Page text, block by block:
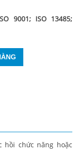
9001; ISO 13485;
hồi chức năng hoặc